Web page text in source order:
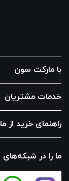
با مارکت سون
خدمات مشتریان
راهنمای خرید از
ما را در شبکه‌های